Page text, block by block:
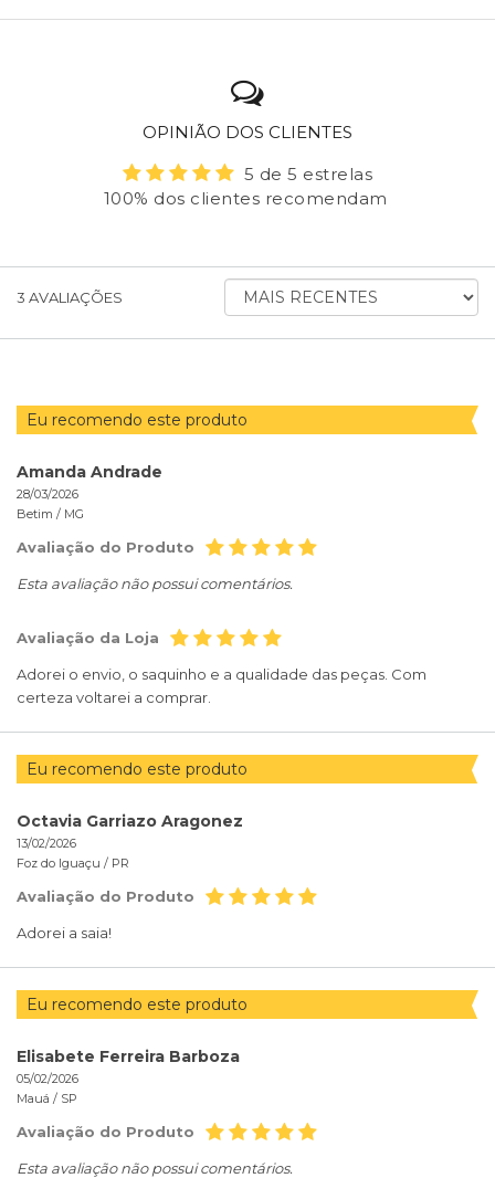
OPINIÃO DOS CLIENTES
5 de 5 estrelas
100% dos clientes recomendam
3 AVALIAÇÕES
ORDENAR
AVALIAÇÕES
Eu recomendo este produto
Amanda Andrade
28/03/2026
Betim / MG
Avaliação do Produto
Esta avaliação não possui comentários.
Avaliação da Loja
Adorei o envio, o saquinho e a qualidade das peças. Com
certeza voltarei a comprar.
Eu recomendo este produto
Octavia Garriazo Aragonez
13/02/2026
Foz do Iguaçu / PR
Avaliação do Produto
Adorei a saia!
Eu recomendo este produto
Elisabete Ferreira Barboza
05/02/2026
Mauá / SP
Avaliação do Produto
Esta avaliação não possui comentários.